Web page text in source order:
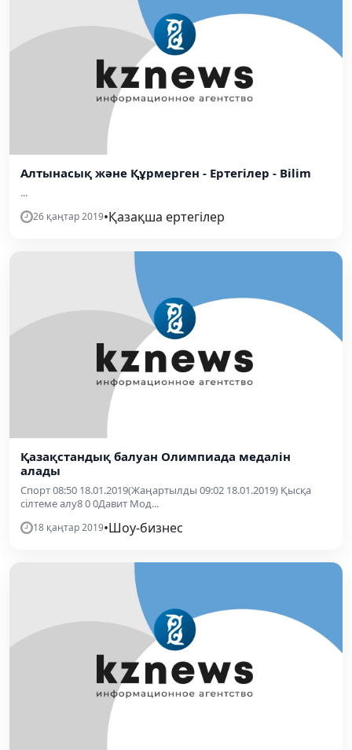
Алтынасық және Құрмерген - Ертегілер - Bilim
...
26 қаңтар 2019•Қазақша ертегілер
Қазақстандық балуан Олимпиада медалін
алады
Спорт 08:50 18.01.2019(Жаңартылды 09:02 18.01.2019) Қысқа
сілтеме алу8 0 0Давит Мод...
18 қаңтар 2019•Шоу-бизнес